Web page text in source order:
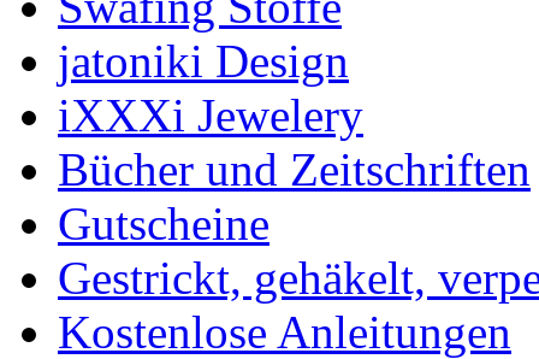
jatoniki Design
iXXXi Jewelery
Bücher und Zeitschriften
Gutscheine
Gestrickt, gehäkelt,
Kostenlose Anleitungen